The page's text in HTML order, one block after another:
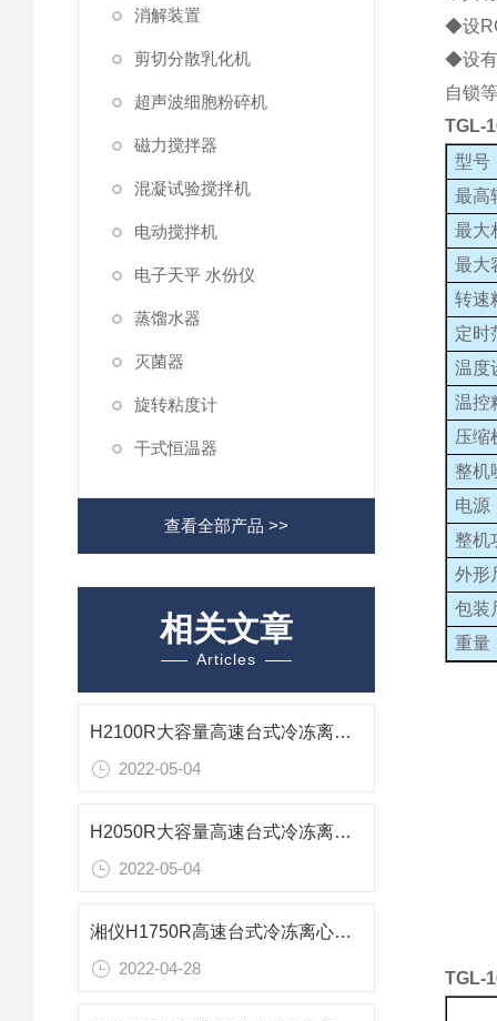
消解装置
剪切分散乳化机
超声波细胞粉碎机
磁力搅拌器
混凝试验搅拌机
电动搅拌机
电子天平 水份仪
蒸馏水器
灭菌器
旋转粘度计
干式恒温器
查看全部产品 >>
相关文章
Articles
H2100R大容量高速台式冷冻离心机技术参数
2022-05-04
H2050R大容量高速台式冷冻离心机技术参数
2022-05-04
湘仪H1750R高速台式冷冻离心机参数报价
2022-04-28
◆设
◆设有
自锁
TGL-
型号
最高
最大
最大
转速
定时
温度
温控
压缩
整机
电源
整机
外形
包装
重量
TGL-